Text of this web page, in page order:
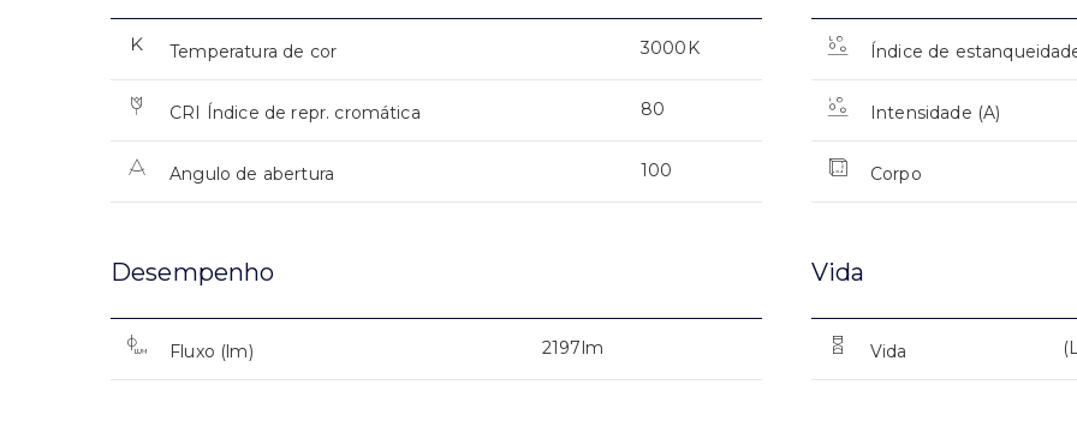
Temperatura de cor 3000K
CRI Índice de repr. cromática 80
Angulo de abertura 100
Índice de
Intensidade (A)
Corpo
Desempenho
Fluxo (lm) 2197lm
Vida
Vida